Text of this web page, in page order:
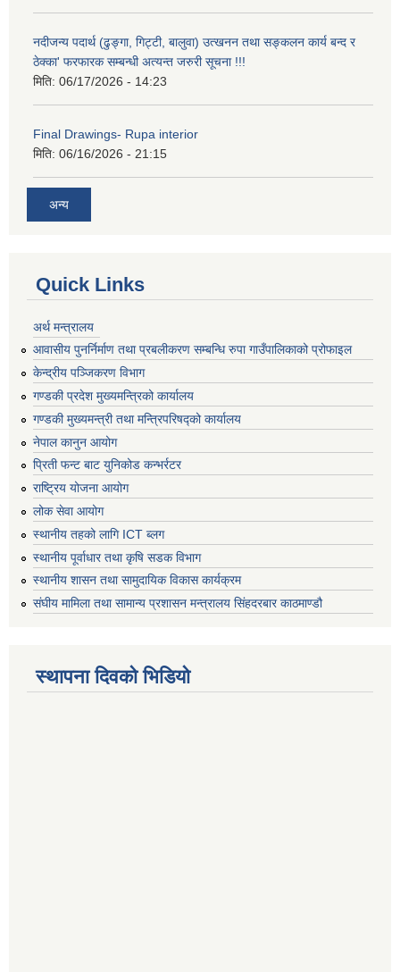
नदीजन्य पदार्थ (ढुङ्गा, गिट्टी, बालुवा) उत्खनन तथा सङ्कलन कार्य बन्द र
ठेक्का' फरफारक सम्बन्धी अत्यन्त जरुरी सूचना !!!
मिति: 06/17/2026 - 14:23
Final Drawings- Rupa interior
मिति: 06/16/2026 - 21:15
अन्य
Quick Links
अर्थ मन्त्रालय
आवासीय पुनर्निर्माण तथा प्रबलीकरण सम्बन्धि रुपा गाउँपालिकाको प्रोफाइल
केन्द्रीय पञ्जिकरण विभाग
गण्डकी प्रदेश मुख्यमन्त्रिको कार्यालय
गण्डकी मुख्यमन्त्री तथा मन्त्रिपरिषद्को कार्यालय
नेपाल कानुन आयोग
प्रिती फन्ट बाट युनिकोड कन्भर्रटर
राष्ट्रिय योजना आयोग
लोक सेवा आयोग
स्थानीय तहको लागि ICT ब्लग
स्थानीय पूर्वाधार तथा कृषि सडक विभाग
स्थानीय शासन तथा सामुदायिक विकास कार्यक्रम
संघीय मामिला तथा सामान्य प्रशासन मन्त्रालय सिंहदरबार काठमाण्डौ
स्थापना दिवको भिडियो